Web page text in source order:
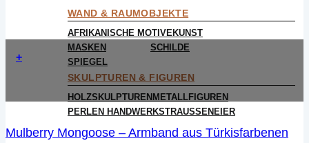
WAND & RAUMOBJEKTE
AFRIKANISCHE MOTIVEKUNST
MASKEN
SCHILDE
SPIEGEL
SKULPTUREN & FIGUREN
HOLZSKULPTURENMETALLFIGUREN
PERLEN HANDWERKSTRAUSSENEIER
+
Mulberry Mongoose – Armband aus Türkisfarbenen